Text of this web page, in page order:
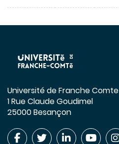
Université de Franche Comte
1 Rue Claude Goudimel
25000 Besançon